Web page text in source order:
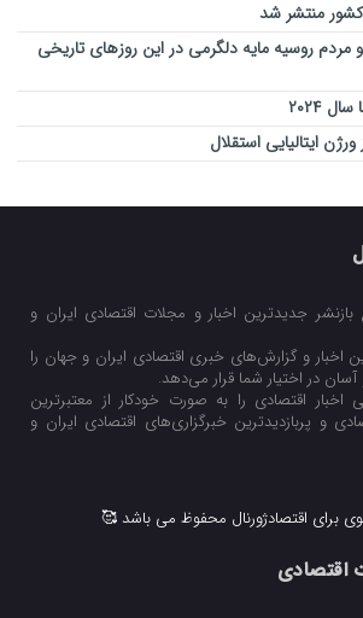
منتشر شد
روسیه مایه دلگرمی در این روزهای تاریخی
۲۰۲۴
بازنشر جدیدترین اخبار و مجلات اقتصادی ایران و
اخبار و گزارش‌های خبری اقتصادی ایران و جهان را
در اختیار شما قرار می‌‌دهد.
اخبار اقتصادی را به صورت خودکار از معتبرترین
و پربازدیدترین خبرگزاری‌های اقتصادی ایران و
برای اقتصادژورنال محفوظ می باشد 🥰
اقتصادی